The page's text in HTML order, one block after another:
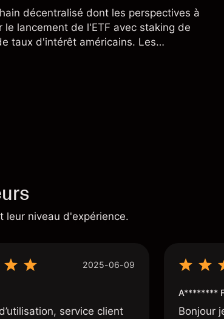
décentralisé dont les perspectives à
lancement de l'ETF avec staking de
taux d'intérêt américains. Les
pas un indicateur fiable des
leur niveau d'expérience.
2025-06-09
service client
A********
Bonjour